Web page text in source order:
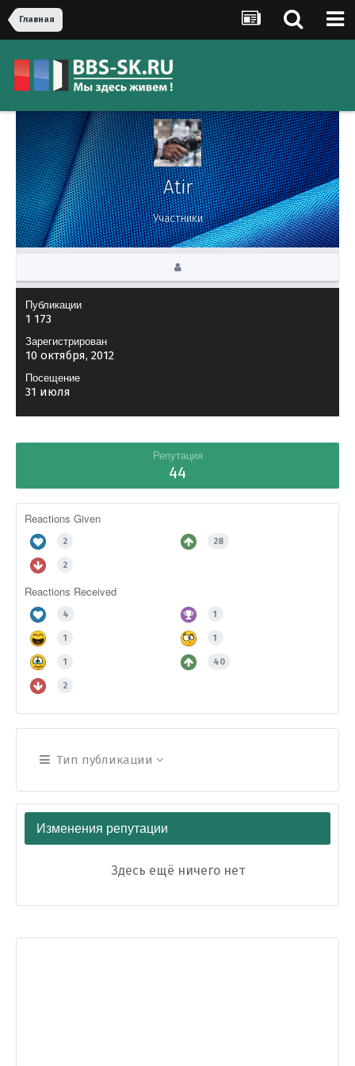
Главная
Atir
Участники
Публикации
1 173
Зарегистрирован
10 октября, 2012
Посещение
31 июля
Репутация
44
Reactions Given
2 28
2
Reactions Received
4 1
1 1
1 40
2
Тип публикации
Изменения репутации
Здесь ещё ничего нет